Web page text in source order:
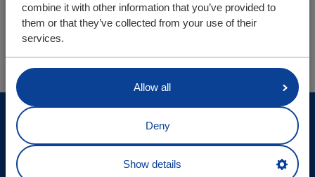
combine it with other information that you’ve provided to
them or that they’ve collected from your use of their
services.
Allow all
Deny
Show details
Sie befinden sich hier:
Cargo Floor | Horizontales (Ent-)Ladesystem
Teile/Webshop
© Cargo Floor B.V. Byte 14, 7741 MK Coevorden, The
Netherlands
Site-Update